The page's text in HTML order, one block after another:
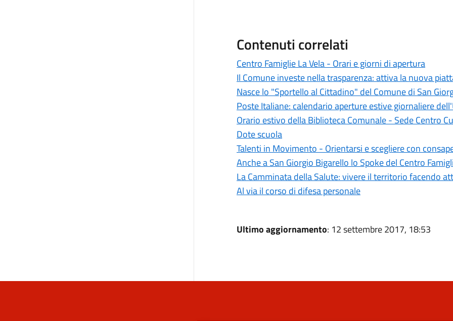
Contenuti correlati
Centro Famiglie La Vela - Orari e giorni di apertura
Il Comune investe nella trasparenza: attiva la nuova
Nasce lo "Sportello al Cittadino" del Comune di San
Poste Italiane: calendario aperture estive giornaliere
Orario estivo della Biblioteca Comunale - Sede Centro
Dote scuola
Talenti in Movimento - Orientarsi e scegliere con
Anche a San Giorgio Bigarello lo Spoke del Centro
La Camminata della Salute: vivere il territorio facendo
Al via il corso di difesa personale
Ultimo aggiornamento: 12 settembre 2017, 18:53